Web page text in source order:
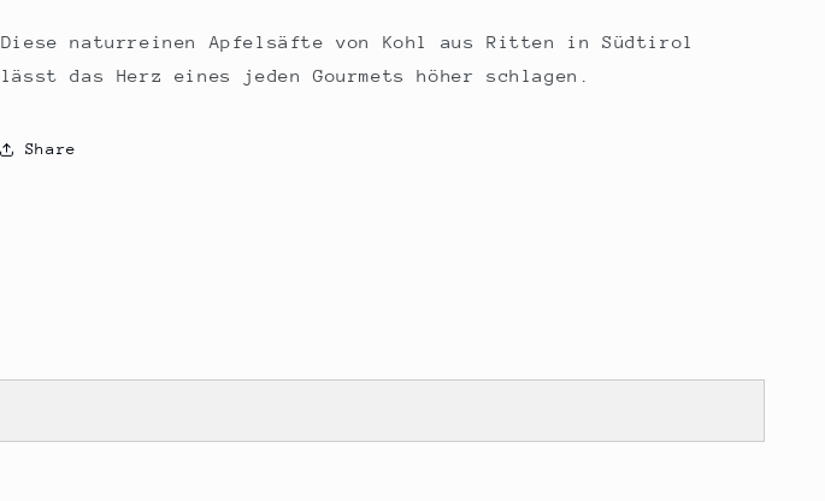
Diese naturreinen Apfelsäfte von Kohl aus Ritten in Südtirol
lässt das Herz eines jeden Gourmets höher schlagen.
Share